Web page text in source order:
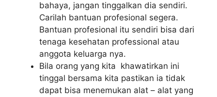
bahaya, jangan tinggalkan dia sendiri.
Carilah bantuan profesional segera.
Bantuan profesional itu sendiri bisa dari
tenaga kesehatan professional atau
anggota keluarga nya.
Bila orang yang kita khawatirkan ini
tinggal bersama kita pastikan ia tidak
dapat bisa menemukan alat – alat yang